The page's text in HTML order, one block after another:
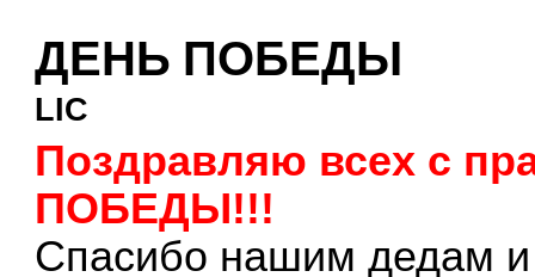
ДЕНЬ ПОБЕДЫ
LIC
Поздравляю всех с
ПОБЕДЫ!!!
Спасибо нашим дедам